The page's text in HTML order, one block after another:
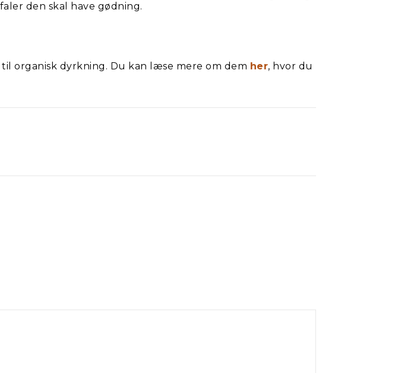
den skal have gødning.
organisk dyrkning. Du kan læse mere om dem her, hvor du